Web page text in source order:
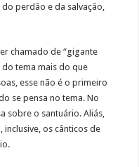
perdão e da salvação,
chamado de “gigante
tema mais do que
esse não é o primeiro
se pensa no tema. No
sobre o santuário. Aliás,
os cânticos de